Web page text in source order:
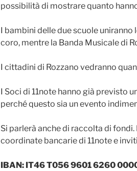
possibilità di mostrare quanto
I bambini delle due scuole uniranno
coro, mentre la Banda Musicale di
I cittadini di Rozzano vedranno
I Soci di 11note hanno già previsto
perché questo sia un evento
Si parlerà anche di raccolta di
coordinate bancarie di 11note e
IBAN: IT46 T056 9601 6260